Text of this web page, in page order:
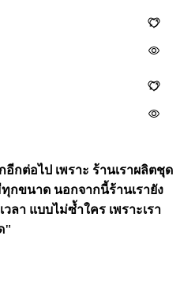
กต่อไป เพราะ ร้านเราผลิตชุด
กขนาด นอกจากนี้ร้านเรายัง
า แบบไม่ซ้ำใคร เพราะเรา
"